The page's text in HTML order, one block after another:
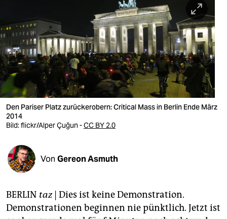
berlin
nord
wahrheit
verlag
verlag
shop
fragen & hilfe
unterstützen
Den Pariser Platz zurückerobern: Critical Mass in Berlin Ende März
2014
Bild:flickr/Alper Çuğun -CC BY 2.0
Von Gereon Asmuth
BERLIN taz| Dies ist keine Demonstration.
Demonstrationen beginnen nie pünktlich. Jetzt ist